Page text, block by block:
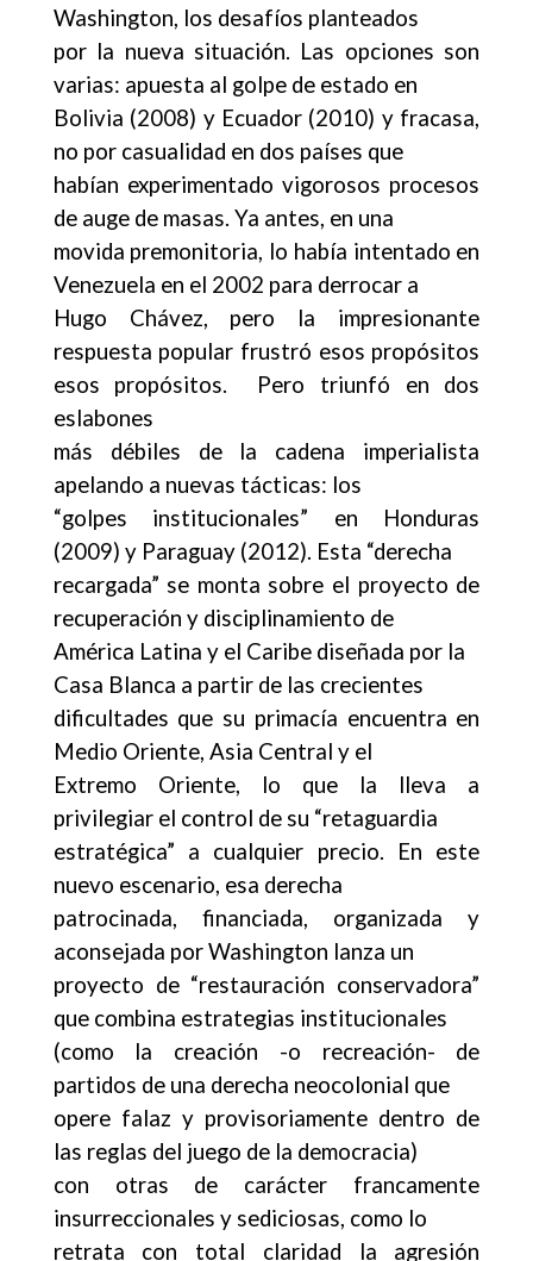
Washington, los desafíos planteados
por la nueva situación. Las opciones son
varias: apuesta al golpe de estado en
Bolivia (2008) y Ecuador (2010) y fracasa,
no por casualidad en dos países que
habían experimentado vigorosos procesos
de auge de masas. Ya antes, en una
movida premonitoria, lo había intentado en
Venezuela en el 2002 para derrocar a
Hugo Chávez, pero la impresionante
respuesta popular frustró esos propósitos
esos propósitos. Pero triunfó en dos
eslabones
más débiles de la cadena imperialista
apelando a nuevas tácticas: los
“golpes institucionales” en Honduras
(2009) y Paraguay (2012). Esta “derecha
recargada” se monta sobre el proyecto de
recuperación y disciplinamiento de
América Latina y el Caribe diseñada por la
Casa Blanca a partir de las crecientes
dificultades que su primacía encuentra en
Medio Oriente, Asia Central y el
Extremo Oriente, lo que la lleva a
privilegiar el control de su “retaguardia
estratégica” a cualquier precio. En este
nuevo escenario, esa derecha
patrocinada, financiada, organizada y
aconsejada por Washington lanza un
proyecto de “restauración conservadora”
que combina estrategias institucionales
(como la creación -o recreación- de
partidos de una derecha neocolonial que
opere falaz y provisoriamente dentro de
las reglas del juego de la democracia)
con otras de carácter francamente
insurreccionales y sediciosas, como lo
retrata con total claridad la agresión